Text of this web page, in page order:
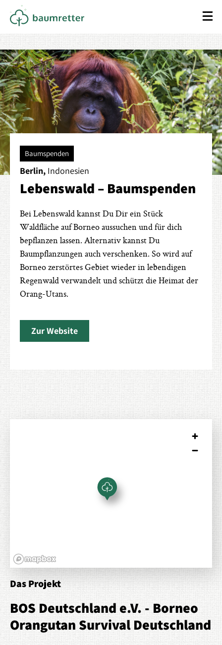
Baumspenden
Berlin, Indonesien
Lebenswald – Baumspenden
Bei Lebenswald kannst Du Dir ein Stück
Waldfläche auf Borneo aussuchen und für dich
bepflanzen lassen. Alternativ kannst Du
Baumpflanzungen auch verschenken. So wird auf
Borneo zerstörtes Gebiet wieder in lebendigen
Regenwald verwandelt und schützt die Heimat der
Orang-Utans.
Zur Website
Das Projekt
BOS Deutschland e.V. - Borneo
Orangutan Survival Deutschland